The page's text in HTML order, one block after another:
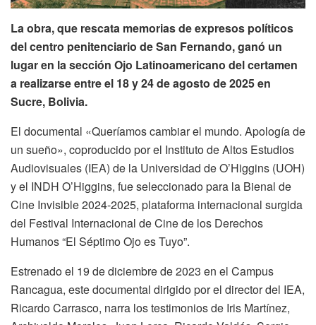
La obra, que rescata memorias de expresos políticos
del centro penitenciario de San Fernando, ganó un
lugar en la sección Ojo Latinoamericano del certamen
a realizarse entre el 18 y 24 de agosto de 2025 en
Sucre, Bolivia.
El documental «Queríamos cambiar el mundo. Apología de
un sueño», coproducido por el Instituto de Altos Estudios
Audiovisuales (IEA) de la Universidad de O’Higgins (UOH)
y el INDH O’Higgins, fue seleccionado para la Bienal de
Cine Invisible 2024-2025, plataforma internacional surgida
del Festival Internacional de Cine de los Derechos
Humanos “El Séptimo Ojo es Tuyo”.
Estrenado el 19 de diciembre de 2023 en el Campus
Rancagua, este documental dirigido por el director del IEA,
Ricardo Carrasco, narra los testimonios de Iris Martínez,